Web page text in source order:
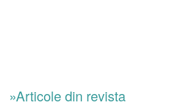
»Articole din revista